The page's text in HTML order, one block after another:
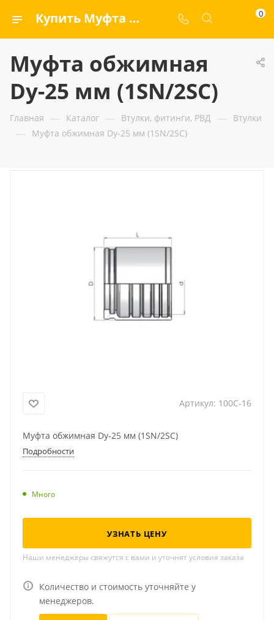
Купить Муфта обжимная Dу-25 мм (1SN/2SC) — ООО «ГИДРАМАКС» 0
Муфта обжимная
Dу-25 мм (1SN/2SC)
Главная — Каталог — Втулки, фитинги, РВД — Втулки
— Муфта обжимная Dу-25 мм (1SN/2SC)
Артикул: 100C-16
Муфта обжимная Dу-25 мм (1SN/2SC)
Подробности
Много
УЗНАТЬ ЦЕНУ
Наши менеджеры свяжутся с вами и уточнят условия заказа
Количество и стоимость уточняйте у
менеджеров.